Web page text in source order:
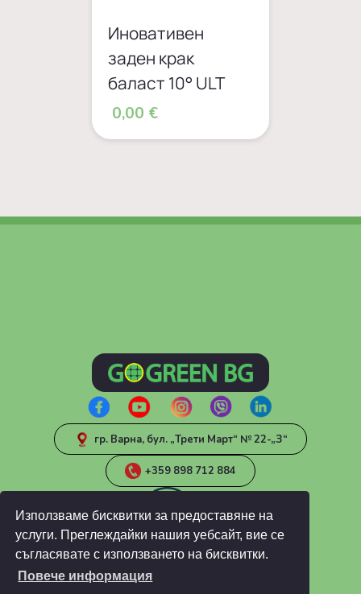
Използваме бисквитки за предоставяне на
услуги. Преглеждайки нашия уебсайт, вие се
съгласявате с използването на бисквитки.
Повече информация
Иновативен
заден крак
баласт 10° ULT
0,00 €
гр. Варна, бул. „Трети Март“ № 22-„З“
+359 898 712 884